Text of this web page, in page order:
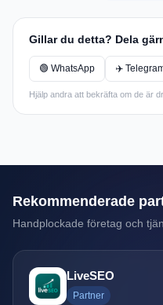
Gillar du detta? Dela
🟢 WhatsApp ✈️
Hjälp andra att bekräfta om de är
Rekommenderade
Handplockade företag och
LiveSEO
Partner